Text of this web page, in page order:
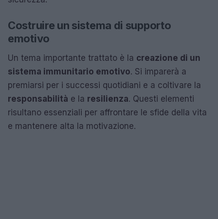
Costruire un sistema di supporto
emotivo
Un tema importante trattato è la creazione di un
sistema immunitario emotivo. Si imparerà a
premiarsi per i successi quotidiani e a coltivare la
responsabilità e la resilienza. Questi elementi
risultano essenziali per affrontare le sfide della vita
e mantenere alta la motivazione.